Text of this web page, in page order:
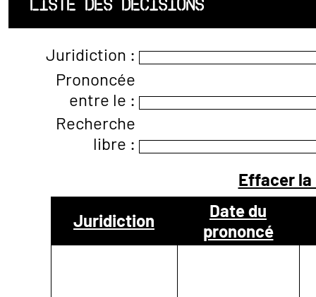
LISTE DES
ARCHITECTES
JURISPRUDENCE
ANNEXE 4 CODT
CONTACTER
Juridiction :
Prononcée
entre le :
Recherche
libre :
Effacer
Juridiction
Date du
prononcé